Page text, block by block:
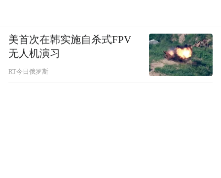
美首次在韩实施自杀式FPV
无人机演习
RT今日俄罗斯